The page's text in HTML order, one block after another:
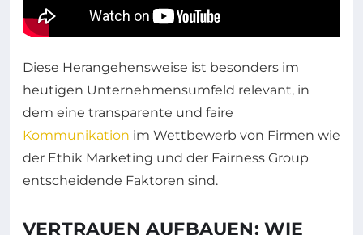
Diese Herangehensweise ist besonders im
heutigen Unternehmensumfeld relevant, in
dem eine transparente und faire
Kommunikation im Wettbewerb von Firmen wie
der Ethik Marketing und der Fairness Group
entscheidende Faktoren sind.
VERTRAUEN AUFBAUEN: WIE